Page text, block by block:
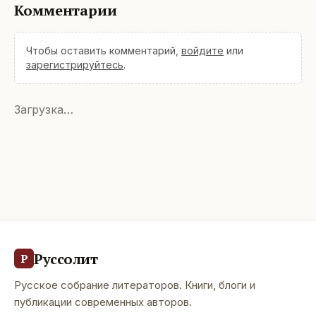
Комментарии
Чтобы оставить комментарий, войдите или
зарегистрируйтесь.
Загрузка…
Р Руссолит
Русское собрание литераторов. Книги, блоги и
публикации современных авторов.